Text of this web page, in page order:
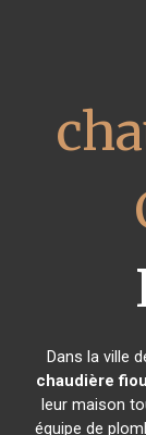
Dans la ville
chaudière
leur maison
équipe de